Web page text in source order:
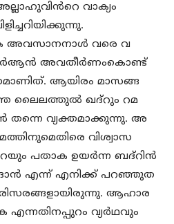
വാക്യം
അവസാനനാൾ വരെ വ
ഖുർആൻ അവതീർണംകൊണ്ട്
ആയിരം മാസങ്ങ
ലൈലത്തുൽ ഖദ്റും റമ
തന്നെ വ്യക്തമാക്കുന്നു. അ
വിശ്വാസ
പതാക ഉയർന്ന ബദ്റിൻ
എന്ന് എനിക്ക് പറഞ്ഞുത
ആഹാര
എന്നതിനപ്പുറം വ്യർഥവും